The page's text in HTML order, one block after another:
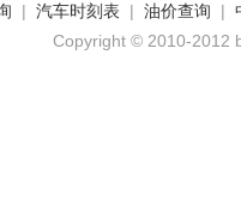
| 汽车时刻表 | 油价查询 |
Copyright © 2010-2012